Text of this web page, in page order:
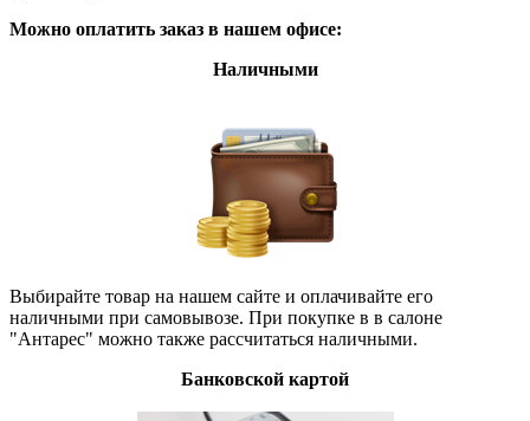
Можно оплатить заказ в нашем офисе:
Наличными
Выбирайте товар на нашем сайте и оплачивайте его
наличными при самовывозе. При покупке в в салоне
"Антарес" можно также рассчитаться наличными.
Банковской картой